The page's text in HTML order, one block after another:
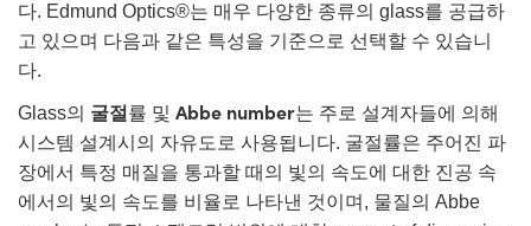
Components
and Advanced Photography
Roughness Standards
Detection
Detection
제품생산
and Detection
Production
and Detection
Production
다. Edmund Optics®는 매우 다양한 종류의 glass를 공급하
고 있으며 다음과 같은 특성을 기준으로 선택할 수 있습니
다.
Glass의 굴절률 및 Abbe number는 주로 설계자들에 의해
시스템 설계시의 자유도로 사용됩니다. 굴절률은 주어진 파
장에서 특정 매질을 통과할 때의 빛의 속도에 대한 진공 속
에서의 빛의 속도를 비율로 나타낸 것이며, 물질의 Abbe